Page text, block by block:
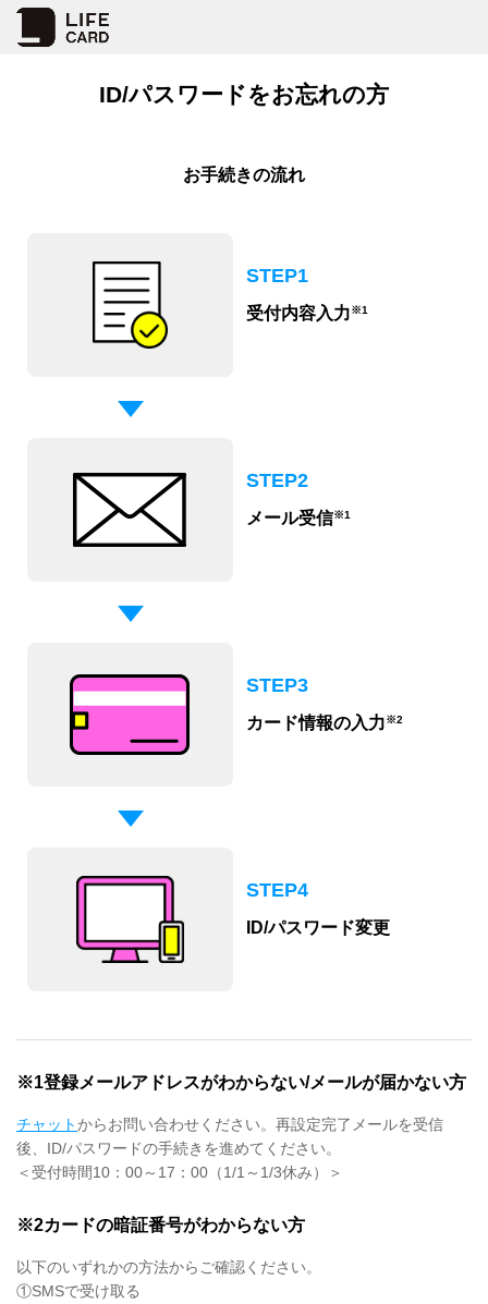
ID/パスワードをお忘れの方
お手続きの流れ
STEP1
受付内容入力※1
STEP2
メール受信※1
STEP3
カード情報の入力※2
STEP4
ID/パスワード変更
※1登録メールアドレスがわからない/メールが届かない方
チャットからお問い合わせください。再設定完了メールを受信
後、ID/パスワードの手続きを進めてください。
＜受付時間10：00～17：00（1/1～1/3休み）＞
※2カードの暗証番号がわからない方
以下のいずれかの方法からご確認ください。
①SMSで受け取る